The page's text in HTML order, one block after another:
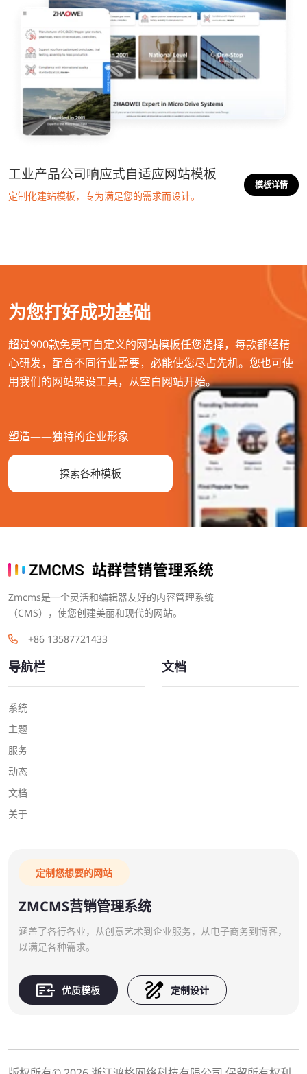
工业产品公司响应式自适应网站模板
定制化建站模板，专为满足您的需求而设计。
模板详情
为您打好成功基础
超过900款免费可自定义的网站模板任您选择，每款都经精
心研发，配合不同行业需要，必能使您尽占先机。您也可使
用我们的网站架设工具，从空白网站开始。
塑造——独特的企业形象
探索各种模板
Zmcms是一个灵活和编辑器友好的内容管理系统
（CMS），使您创建美丽和现代的网站。
+86 13587721433
导航栏
系统
主题
服务
动态
文档
关于
文档
定制您想要的网站
ZMCMS营销管理系统
涵盖了各行各业，从创意艺术到企业服务，从电子商务到博客，
以满足各种需求。
优质模板 定制设计